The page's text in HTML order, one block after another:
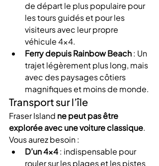
de départ le plus populaire pour
les tours guidés et pour les
visiteurs avec leur propre
véhicule 4×4.
Ferry depuis Rainbow Beach : Un
trajet légèrement plus long, mais
avec des paysages côtiers
magnifiques et moins de monde.
Transport sur l’île
Fraser Island ne peut pas être
explorée avec une voiture classique.
Vous aurez besoin :
D’un 4×4 : indispensable pour
rouler sur les plages et les pistes